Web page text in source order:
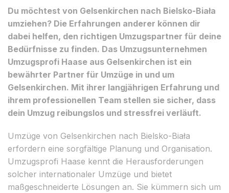
Du möchtest von Gelsenkirchen nach Bielsko-Biała
umziehen? Die Erfahrungen anderer können dir
dabei helfen, den richtigen Umzugspartner für deine
Bedürfnisse zu finden. Das Umzugsunternehmen
Umzugsprofi Haase aus Gelsenkirchen ist ein
bewährter Partner für Umzüge in und um
Gelsenkirchen. Mit ihrer langjährigen Erfahrung und
ihrem professionellen Team stellen sie sicher, dass
dein Umzug reibungslos und stressfrei verläuft.
Umzüge von Gelsenkirchen nach Bielsko-Biała
erfordern eine sorgfältige Planung und Organisation.
Umzugsprofi Haase kennt die Herausforderungen
solcher internationaler Umzüge und bietet
maßgeschneiderte Lösungen an. Sie kümmern sich um